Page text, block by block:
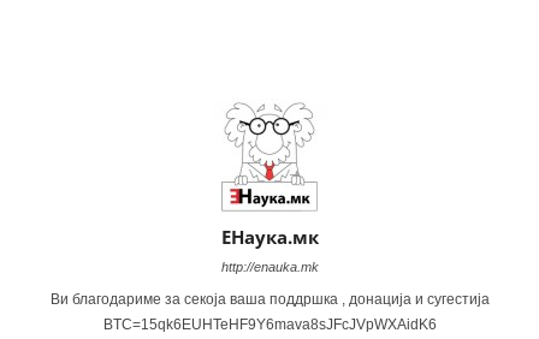
ЕНаука.мк
http://enauka.mk
Ви благодариме за секоја ваша поддршка , донација и сугестија
BTC=15qk6EUHTeHF9Y6mava8sJFcJVpWXAidK6